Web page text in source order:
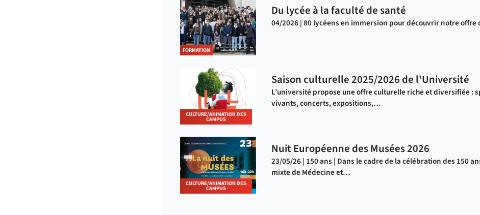
FORMATION
Du lycée à la faculté de santé
04/2026 | 80 lycéens en immersion pour découvrir notre offre
CULTURE/ANIMATION DES
CAMPUS
Saison culturelle 2025/2026 de l'Université
L’université propose une offre culturelle riche et diversifiée :
vivants, concerts, expositions,…
CULTURE/ANIMATION DES
CAMPUS
Nuit Européenne des Musées 2026
23/05/26 | 150 ans | Dans le cadre de la célébration des 150
mixte de Médecine et…